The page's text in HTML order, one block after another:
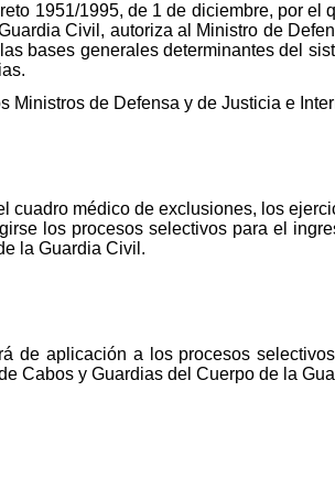
1951/1995, de 1 de diciembre, por el
Civil, autoriza al Ministro de
bases generales determinantes del
Ministros de Defensa y de Justicia e
cuadro médico de exclusiones, los
los procesos selectivos para el
la Guardia Civil.
de aplicación a los procesos
Cabos y Guardias del Cuerpo de la